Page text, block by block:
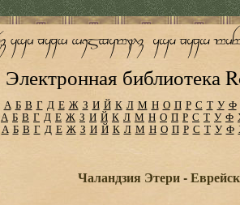
Электронная библиотека
А Б В Г Д Е Ж З И Й К Л М Н О П Р С Т У Ф
А Б В Г Д Е Ж З И Й К Л М Н О П Р С Т У Ф
А Б В Г Д Е Ж З И Й К Л М Н О П Р С Т У Ф
Чаландзия Этери -